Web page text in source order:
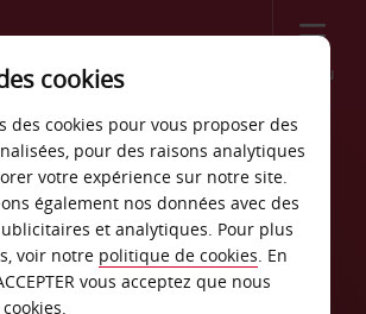
Menu
de voiture New
York Hotel
cookies
des cookies pour vous proposer des
pour des raisons analytiques
votre expérience sur notre site.
également nos données avec des
et analytiques. Pour plus
voir notre politique de cookies. En
vous acceptez que nous